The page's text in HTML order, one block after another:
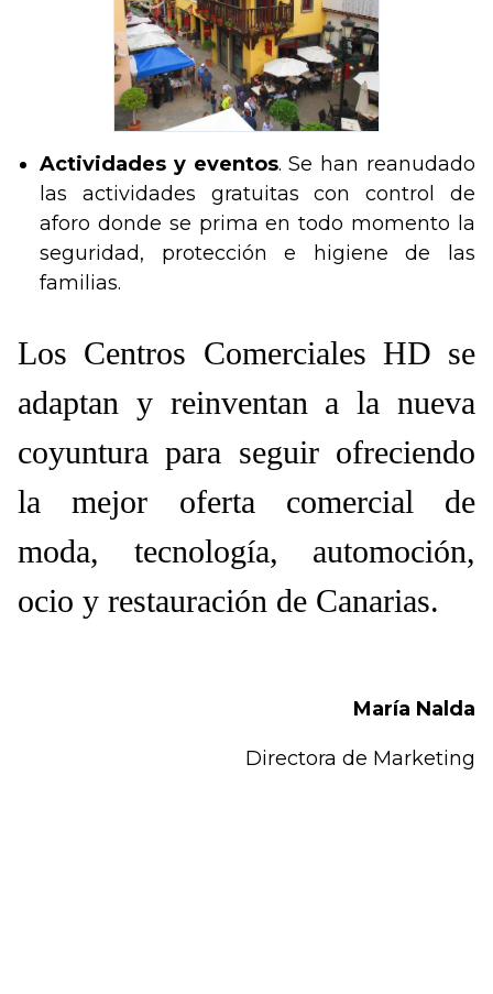
Actividades y eventos. Se han reanudado
las actividades gratuitas con control de
aforo donde se prima en todo momento la
seguridad, protección e higiene de las
familias.
Los Centros Comerciales HD se
adaptan y reinventan a la nueva
coyuntura para seguir ofreciendo
la mejor oferta comercial de
moda, tecnología, automoción,
ocio y restauración de Canarias.
María Nalda
Directora de Marketing